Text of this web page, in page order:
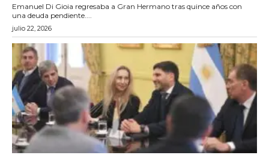
Emanuel Di Gioia regresaba a Gran Hermano tras quince años con
una deuda pendiente....
julio 22, 2026